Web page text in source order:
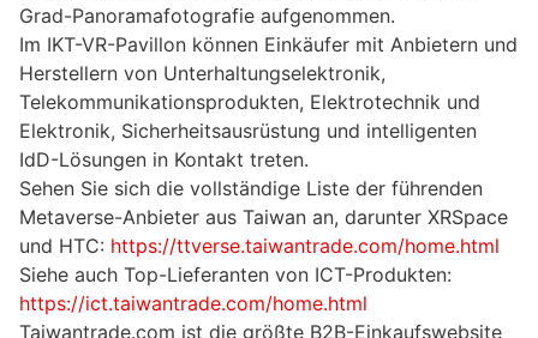
Grad-Panoramafotografie aufgenommen.
Im IKT-VR-Pavillon können Einkäufer mit Anbietern und
Herstellern von Unterhaltungselektronik,
Telekommunikationsprodukten, Elektrotechnik und
Elektronik, Sicherheitsausrüstung und intelligenten
IdD-Lösungen in Kontakt treten.
Sehen Sie sich die vollständige Liste der führenden
Metaverse-Anbieter aus Taiwan an, darunter XRSpace
und HTC: https://ttverse.taiwantrade.com/home.html
Siehe auch Top-Lieferanten von ICT-Produkten:
https://ict.taiwantrade.com/home.html
Taiwantrade.com ist die größte B2B-Einkaufswebsite